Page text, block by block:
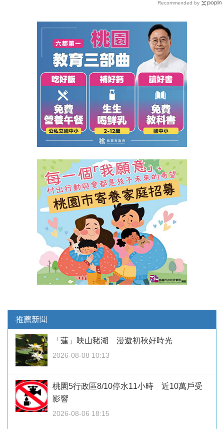
Recommended by
推薦新聞
「蓮」映山豬湖 漫遊初秋好時光
2026-08-08 10:13
桃園5行政區8/10停水11小時 近10萬戶受
影響
2026-08-06 18:15